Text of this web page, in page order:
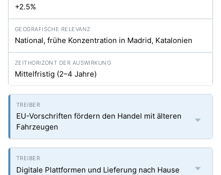
+2.5%
National, frühe Konzentration in Madrid, Katalonien
Mittelfristig (2–4 Jahre)
EU-Vorschriften fördern den Handel mit älteren
Fahrzeugen
Digitale Plattformen und Lieferung nach Hause